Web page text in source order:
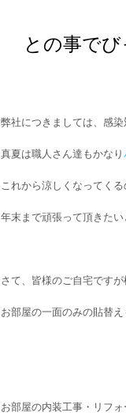
との事で
弊社につきましては、感
真夏は職人さん達もかなり
これから涼しくなってくる
年末まで頑張って頂きたい
さて、皆様のご自宅です
お部屋の一面のみの貼替
お部屋の内装工事・リフ